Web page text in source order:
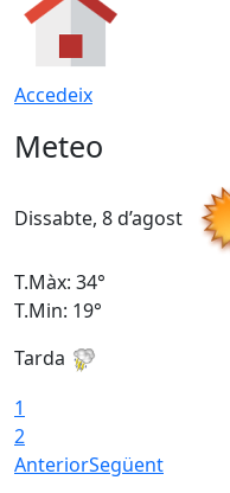
Accedeix
Meteo
Dissabte, 8 d’agost
T.Màx: 34°
T.Min: 19°
Tarda
1
2
AnteriorSegüent